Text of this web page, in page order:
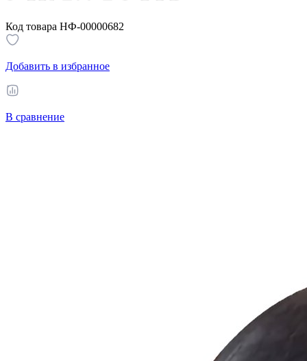
Код товара НФ-00000682
Добавить в избранное
В сравнение